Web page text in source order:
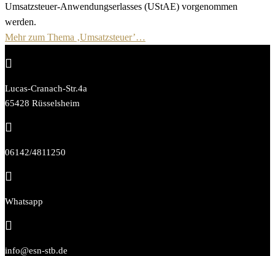
Umsatzsteuer-Anwendungserlasses (UStAE) vorgenommen
werden.
Mehr zum Thema ‚Umsatzsteuer’…

Lucas-Cranach-Str.4a
65428 Rüsselsheim

06142/4811250

Whatsapp

info@esn-stb.de